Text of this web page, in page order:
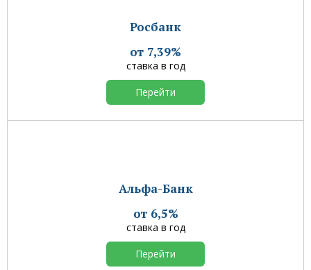
Росбанк
от 7,39%
ставка в год
Перейти
Альфа-Банк
от 6,5%
ставка в год
Перейти